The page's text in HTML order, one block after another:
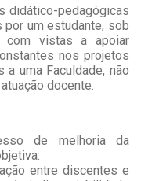
didático-pedagógicas
um estudante, sob
com vistas a apoiar
nos projetos
uma Faculdade, não
docente.
de melhoria da
entre discentes e